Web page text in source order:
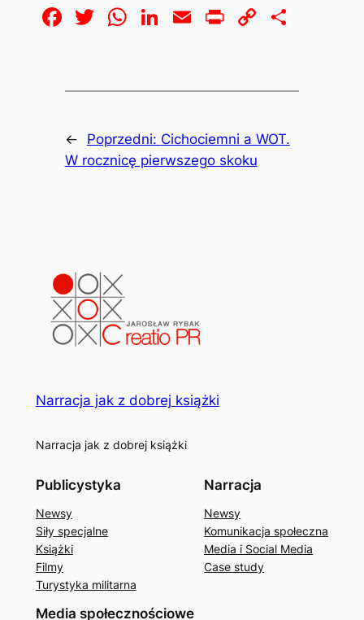
Facebook
Twitter
WhatsApp
LinkedIn
EmailPrintCopy
← Poprzedni: Cichociemni a WOT.
W rocznicę pierwszego skoku
Narracja jak z dobrej książki
Narracja jak z dobrej książki
Publicystyka
Newsy
Siły specjalne
Książki
Filmy
Turystyka militarna
Narracja
Newsy
Komunikacja społeczna
Media i Social Media
Case study
Media społecznościowe